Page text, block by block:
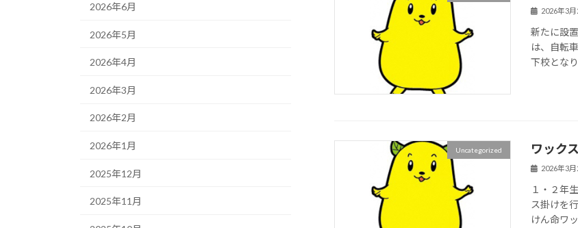
2026年3月
新たに設
は、自転
下校とな
Uncategorized ワック
2026年3月
１・２年
ス掛けを
けん命ワ
2026年6月
2026年5月
2026年4月
2026年3月
2026年2月
2026年1月
2025年12月
2025年11月